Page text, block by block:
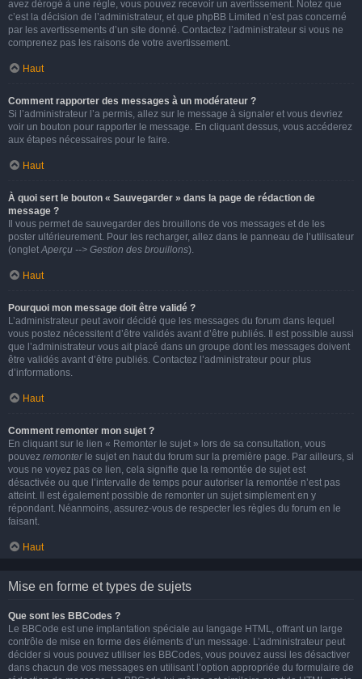
avez dérogé à une règle, vous pouvez recevoir un avertissement. Notez que
c’est la décision de l’administrateur, et que phpBB Limited n’est pas concerné
par les avertissements d’un site donné. Contactez l’administrateur si vous ne
comprenez pas les raisons de votre avertissement.
Haut
Comment rapporter des messages à un modérateur ?
Si l’administrateur l’a permis, allez sur le message à signaler et vous devriez
voir un bouton pour rapporter le message. En cliquant dessus, vous accéderez
aux étapes nécessaires pour le faire.
Haut
À quoi sert le bouton « Sauvegarder » dans la page de rédaction de
message ?
Il vous permet de sauvegarder des brouillons de vos messages et de les
poster ultérieurement. Pour les recharger, allez dans le panneau de l’utilisateur
(ongletAperçu --> Gestion des brouillons).
Haut
Pourquoi mon message doit être validé ?
L’administrateur peut avoir décidé que les messages du forum dans lequel
vous postez nécessitent d’être validés avant d’être publiés. Il est possible aussi
que l’administrateur vous ait placé dans un groupe dont les messages doivent
être validés avant d’être publiés. Contactez l’administrateur pour plus
d’informations.
Haut
Comment remonter mon sujet ?
En cliquant sur le lien « Remonter le sujet » lors de sa consultation, vous
pouvez remonterle sujet en haut du forum sur la première page. Par ailleurs, si
vous ne voyez pas ce lien, cela signifie que la remontée de sujet est
désactivée ou que l’intervalle de temps pour autoriser la remontée n’est pas
atteint. Il est également possible de remonter un sujet simplement en y
répondant. Néanmoins, assurez-vous de respecter les règles du forum en le
faisant.
Haut
Mise en forme et types de sujets
Que sont les BBCodes ?
Le BBCode est une implantation spéciale au langage HTML, offrant un large
contrôle de mise en forme des éléments d’un message. L’administrateur peut
décider si vous pouvez utiliser les BBCodes, vous pouvez aussi les désactiver
dans chacun de vos messages en utilisant l’option appropriée du formulaire de